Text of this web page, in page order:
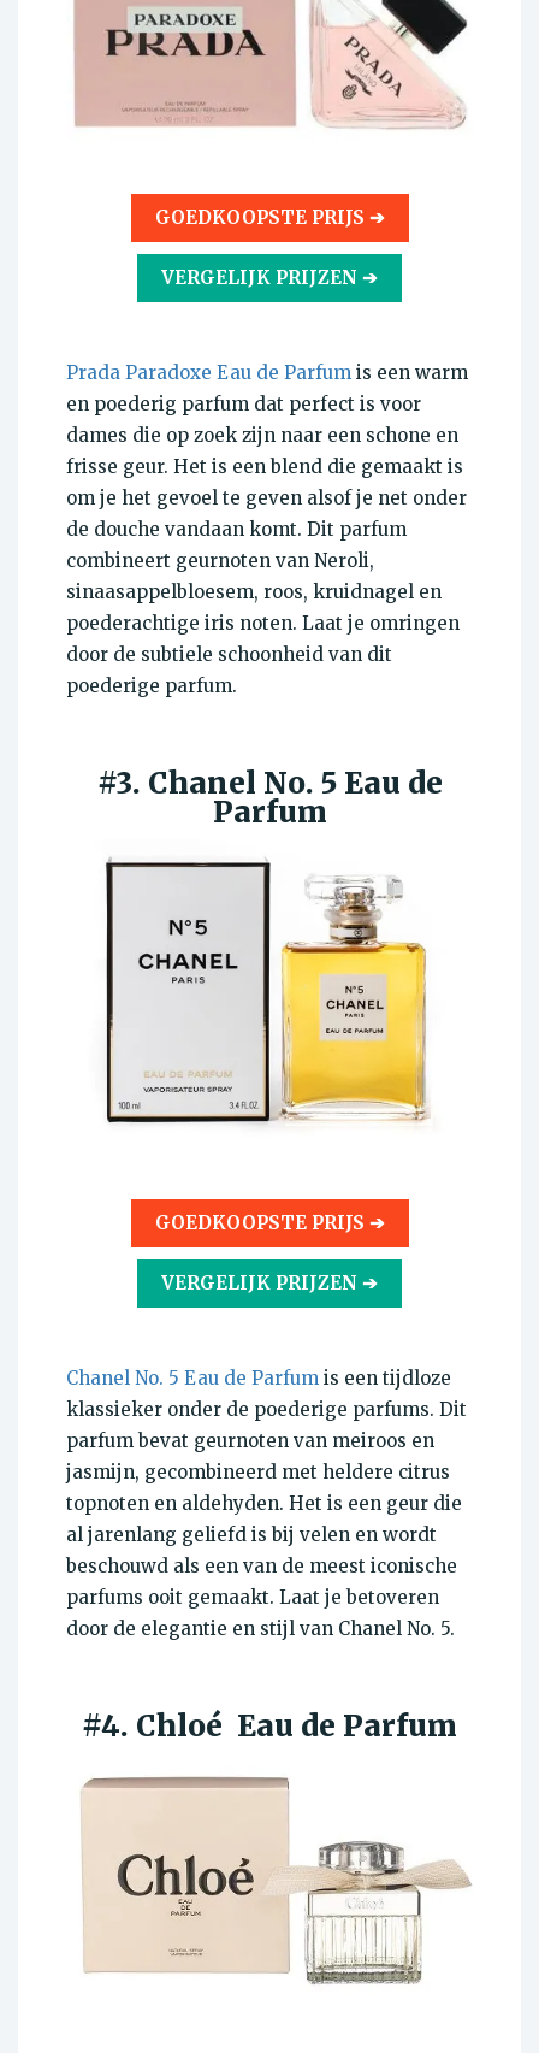
GOEDKOOPSTE PRIJS ➔
VERGELIJK PRIJZEN ➔
Prada Paradoxe Eau de Parfum is een warm
en poederig parfum dat perfect is voor
dames die op zoek zijn naar een schone en
frisse geur. Het is een blend die gemaakt is
om je het gevoel te geven alsof je net onder
de douche vandaan komt. Dit parfum
combineert geurnoten van Neroli,
sinaasappelbloesem, roos, kruidnagel en
poederachtige iris noten. Laat je omringen
door de subtiele schoonheid van dit
poederige parfum.
#3. Chanel No. 5 Eau de
Parfum
GOEDKOOPSTE PRIJS ➔
VERGELIJK PRIJZEN ➔
Chanel No. 5 Eau de Parfum is een tijdloze
klassieker onder de poederige parfums. Dit
parfum bevat geurnoten van meiroos en
jasmijn, gecombineerd met heldere citrus
topnoten en aldehyden. Het is een geur die
al jarenlang geliefd is bij velen en wordt
beschouwd als een van de meest iconische
parfums ooit gemaakt. Laat je betoveren
door de elegantie en stijl van Chanel No. 5.
#4. Chloé Eau de Parfum